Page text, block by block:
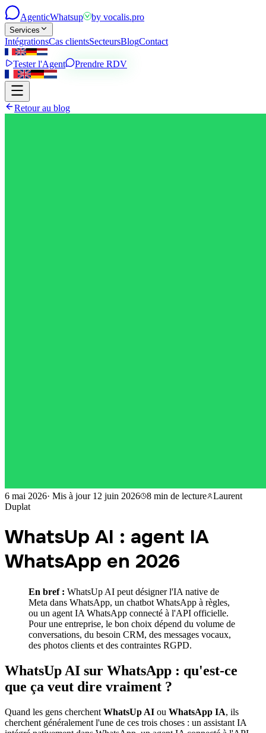
AgenticWhatsup by vocalis.pro
Services
IntégrationsCas clientsSecteursBlogContact
Tester l'Agent Prendre RDV
Retour au blog
6 mai 2026· Mis à jour 12 juin 2026 8 min de lecture
Laurent
Duplat
WhatsUp AI : agent IA
WhatsApp en 2026
En bref : WhatsUp AI peut désigner l'IA native de
Meta dans WhatsApp, un chatbot WhatsApp à règles,
ou un agent IA WhatsApp connecté à l'API officielle.
Pour une entreprise, le bon choix dépend du volume de
conversations, du besoin CRM, des messages vocaux,
des photos clients et des contraintes RGPD.
WhatsUp AI sur WhatsApp : qu'est-ce
que ça veut dire vraiment ?
Quand les gens cherchent WhatsUp AI ou WhatsApp IA, ils
cherchent généralement l'une de ces trois choses : un assistant IA